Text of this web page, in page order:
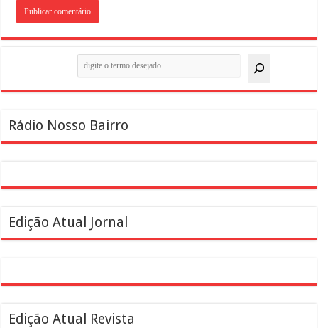
Rádio Nosso Bairro
Edição Atual Jornal
Edição Atual Revista